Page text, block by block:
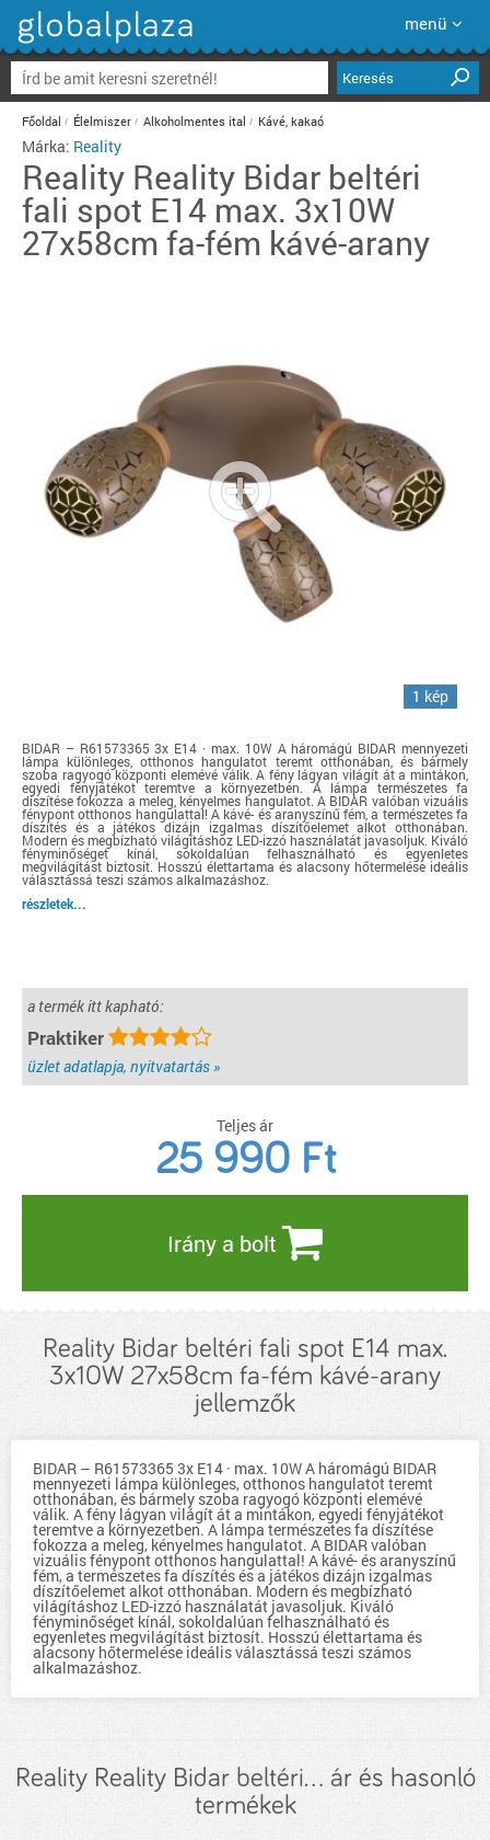
menü
Keresés
Főoldal Élelmiszer Alkoholmentes ital Kávé, kakaó
Márka: Reality
Reality Reality Bidar beltéri
fali spot E14 max. 3x10W
27x58cm fa-fém kávé-arany
1 kép
BIDAR – R61573365 3x E14 · max. 10W A háromágú BIDAR mennyezeti
lámpa különleges, otthonos hangulatot teremt otthonában, és bármely
szoba ragyogó központi elemévé válik. A fény lágyan világít át a mintákon,
egyedi fényjátékot teremtve a környezetben. A lámpa természetes fa
díszítése fokozza a meleg, kényelmes hangulatot. A BIDAR valóban vizuális
fénypont otthonos hangulattal! A kávé- és aranyszínű fém, a természetes fa
díszítés és a játékos dizájn izgalmas díszítőelemet alkot otthonában.
Modern és megbízható világításhoz LED-izzó használatát javasoljuk. Kiváló
fényminőséget kínál, sokoldalúan felhasználható és egyenletes
megvilágítást biztosít. Hosszú élettartama és alacsony hőtermelése ideális
választássá teszi számos alkalmazáshoz.
részletek...
a termék itt kapható:
Praktiker
üzlet adatlapja, nyitvatartás »
Teljes ár
25 990 Ft
Irány a bolt
Reality Bidar beltéri fali spot E14 max.
3x10W 27x58cm fa-fém kávé-arany
jellemzők
BIDAR – R61573365 3x E14 · max. 10W A háromágú BIDAR
mennyezeti lámpa különleges, otthonos hangulatot teremt
otthonában, és bármely szoba ragyogó központi elemévé
válik. A fény lágyan világít át a mintákon, egyedi fényjátékot
teremtve a környezetben. A lámpa természetes fa díszítése
fokozza a meleg, kényelmes hangulatot. A BIDAR valóban
vizuális fénypont otthonos hangulattal! A kávé- és aranyszínű
fém, a természetes fa díszítés és a játékos dizájn izgalmas
díszítőelemet alkot otthonában. Modern és megbízható
világításhoz LED-izzó használatát javasoljuk. Kiváló
fényminőséget kínál, sokoldalúan felhasználható és
egyenletes megvilágítást biztosít. Hosszú élettartama és
alacsony hőtermelése ideális választássá teszi számos
alkalmazáshoz.
Reality Reality Bidar beltéri... ár és hasonló
termékek